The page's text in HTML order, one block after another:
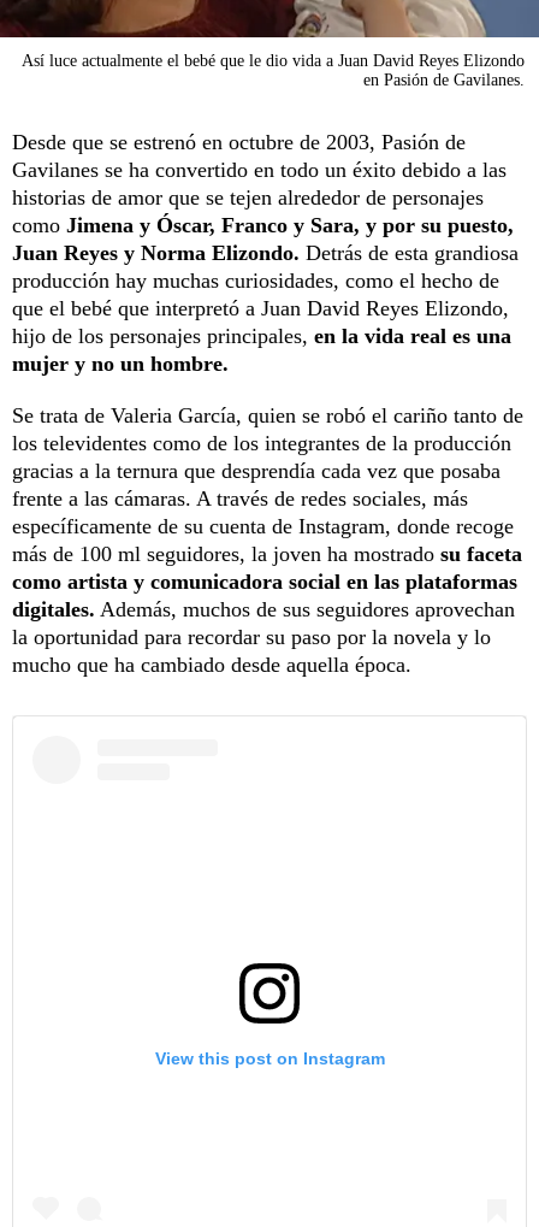
Así luce actualmente el bebé que le dio vida a Juan David Reyes Elizondo
en Pasión de Gavilanes.
Desde que se estrenó en octubre de 2003, Pasión de
Gavilanes se ha convertido en todo un éxito debido a las
historias de amor que se tejen alrededor de personajes
como Jimena y Óscar, Franco y Sara, y por su puesto,
Juan Reyes y Norma Elizondo. Detrás de esta grandiosa
producción hay muchas curiosidades, como el hecho de
que el bebé que interpretó a Juan David Reyes Elizondo,
hijo de los personajes principales, en la vida real es una
mujer y no un hombre.
Se trata de Valeria García, quien se robó el cariño tanto de
los televidentes como de los integrantes de la producción
gracias a la ternura que desprendía cada vez que posaba
frente a las cámaras. A través de redes sociales, más
específicamente de su cuenta de Instagram, donde recoge
más de 100 ml seguidores, la joven ha mostrado su faceta
como artista y comunicadora social en las plataformas
digitales. Además, muchos de sus seguidores aprovechan
la oportunidad para recordar su paso por la novela y lo
mucho que ha cambiado desde aquella época.
View this post on Instagram